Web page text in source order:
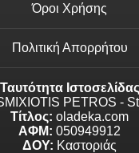
Όροι Χρήσης
Πολιτική Απορρήτου
Ταυτότητα Ιστοσελίδας
PETROS -
Τίτλος: oladeka.com
ΑΦΜ: 050949912
ΔΟΥ: Καστοριάς